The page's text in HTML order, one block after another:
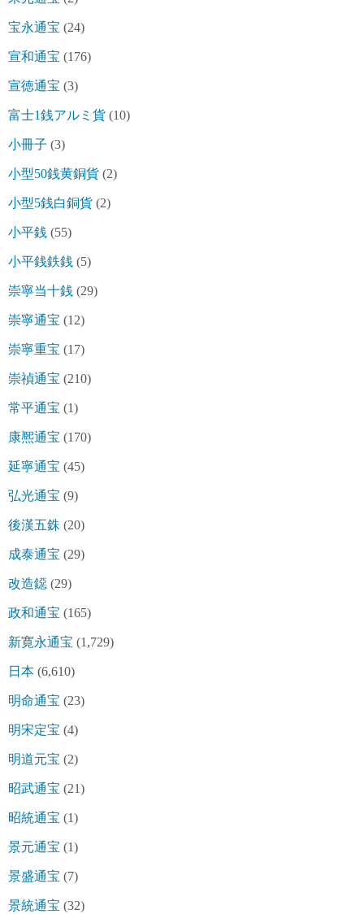
宝永通宝 (24)
宣和通宝 (176)
宣徳通宝 (3)
富士1銭アルミ貨 (10)
小冊子 (3)
小型50銭黄銅貨 (2)
小型5銭白銅貨 (2)
小平銭 (55)
小平銭鉄銭 (5)
崇寧当十銭 (29)
崇寧通宝 (12)
崇寧重宝 (17)
崇禎通宝 (210)
常平通宝 (1)
康熈通宝 (170)
延寧通宝 (45)
弘光通宝 (9)
後漢五銖 (20)
成泰通宝 (29)
改造鐚 (29)
政和通宝 (165)
新寛永通宝 (1,729)
日本 (6,610)
明命通宝 (23)
明宋定宝 (4)
明道元宝 (2)
昭武通宝 (21)
昭統通宝 (1)
景元通宝 (1)
景盛通宝 (7)
景統通宝 (32)